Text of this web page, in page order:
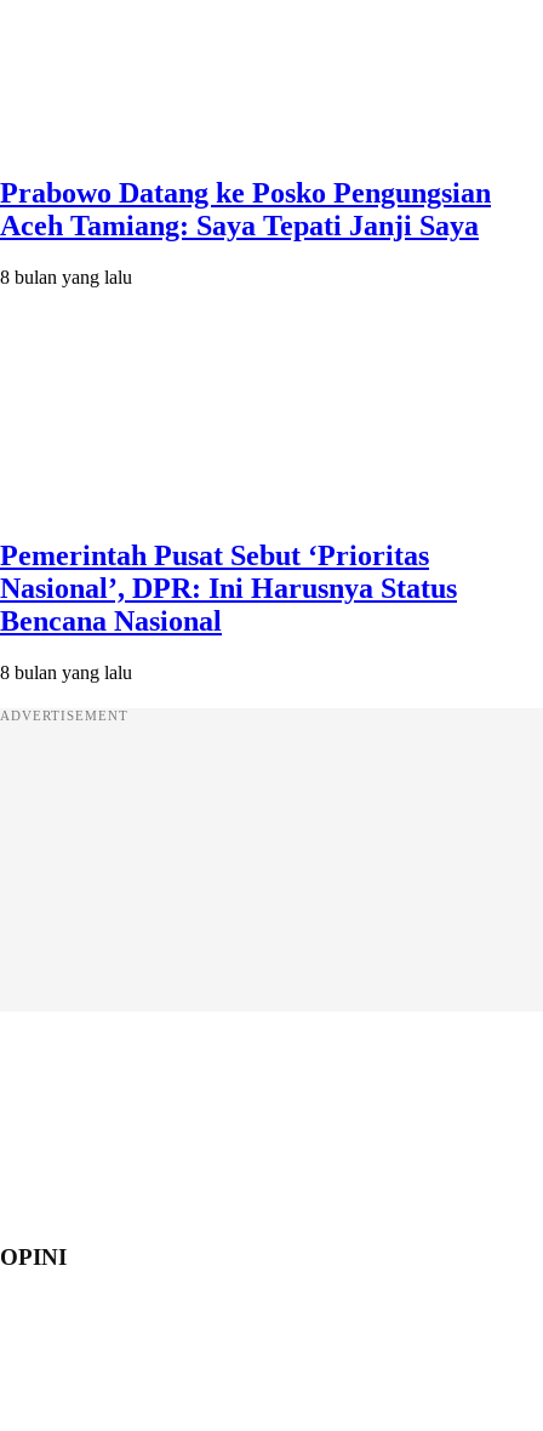
Prabowo Datang ke Posko Pengungsian
Aceh Tamiang: Saya Tepati Janji Saya
8 bulan yang lalu
Pemerintah Pusat Sebut ‘Prioritas
Nasional’, DPR: Ini Harusnya Status
Bencana Nasional
8 bulan yang lalu
ADVERTISEMENT
OPINI